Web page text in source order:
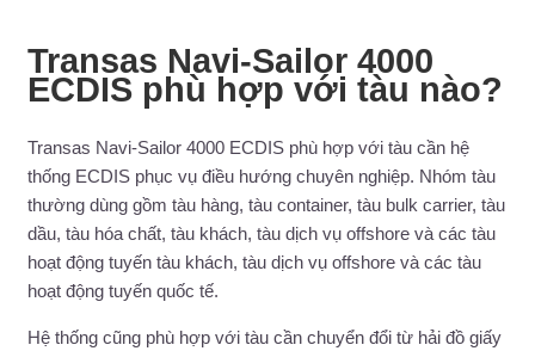
Transas Navi-Sailor 4000
ECDIS phù hợp với tàu nào?
Transas Navi-Sailor 4000 ECDIS phù hợp với tàu cần hệ
thống ECDIS phục vụ điều hướng chuyên nghiệp. Nhóm tàu
thường dùng gồm tàu hàng, tàu container, tàu bulk carrier, tàu
dầu, tàu hóa chất, tàu khách, tàu dịch vụ offshore và các tàu
hoạt động tuyến tàu khách, tàu dịch vụ offshore và các tàu
hoạt động tuyến quốc tế.
Hệ thống cũng phù hợp với tàu cần chuyển đổi từ hải đồ giấy